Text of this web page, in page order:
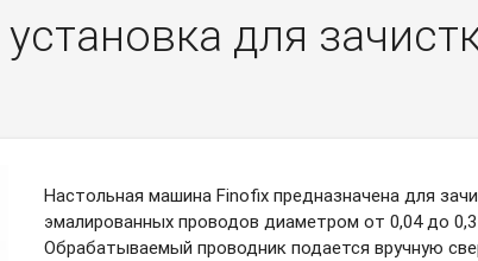
для
Настольная машина Finofix предназначена для
эмалированных проводов диаметром от 0,04 до
Обрабатываемый проводник подается вручную